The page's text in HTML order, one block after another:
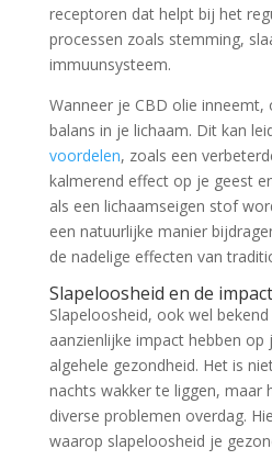
receptoren dat helpt bij het
processen zoals stemming,
immuunsysteem.
Wanneer je CBD olie inneemt,
balans in je lichaam. Dit kan
voordelen, zoals een
kalmerend effect op je geest
als een lichaamseigen stof
een natuurlijke manier
de nadelige effecten van
Slapeloosheid en de
Slapeloosheid, ook wel
aanzienlijke impact hebben op
algehele gezondheid. Het is
nachts wakker te liggen, maar
diverse problemen overdag.
waarop slapeloosheid je